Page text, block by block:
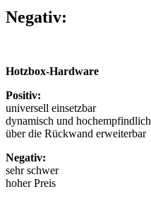
Negativ:
Hotzbox-Hardware
Positiv:
universell einsetzbar
dynamisch und hochempfindlich
über die Rückwand erweiterbar
Negativ:
sehr schwer
hoher Preis